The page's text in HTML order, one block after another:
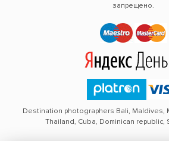
запрещено.
Destination photographers Bali, Maldives,
Thailand, Cuba, Dominican republic,